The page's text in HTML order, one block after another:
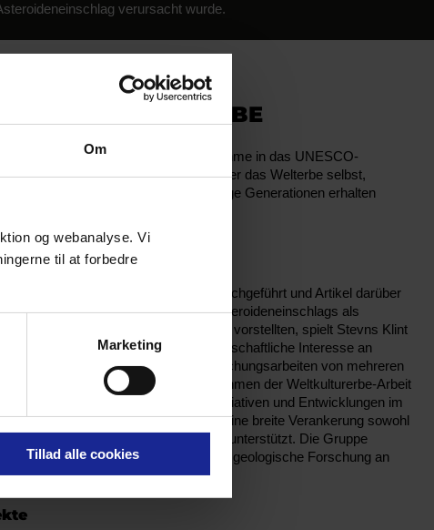
Om
og webanalyse. Vi
til at forbedre
Marketing
Tillad alle cookies
verursacht wurde.
WELTKULTURERBE
ein wichtiger Bestandteil der Aufnahme in das UNESCO-
liefert wichtige Erkenntnisse über das Welterbe selbst,
erklärt wurde und wie es für künftige Generationen erhalten
hinweg
Forschungen zum Stevns Klint durchgeführt und Artikel darüber
1980 die These eines Asteroideneinschlags als
vor 66 Millionen Jahren vorstellten, spielt Stevns Klint
zu Massensterben. Das wissenschaftliche Interesse an
groß, und es werden laufend Forschungsarbeiten von mehreren
Wissenschaftlern durchgeführt.Im Rahmen der Weltkulturerbe-Arbeit
Referenzgruppe tätig, die mit Initiativen und Entwicklungen im
und Forschung beiträgt und so eine breite Verankerung sowohl
Forschungsgemeinschaften unterstützt. Die Gruppe
Forschungseinrichtungen, die aktiv geologische Forschung an